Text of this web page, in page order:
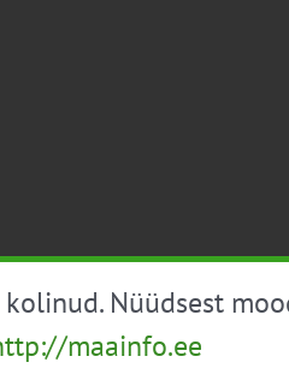
Nüüdsest
maainfo.ee